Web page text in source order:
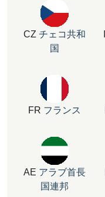
CZ チェコ共和
国
FR フランス
AE アラブ首長
国連邦